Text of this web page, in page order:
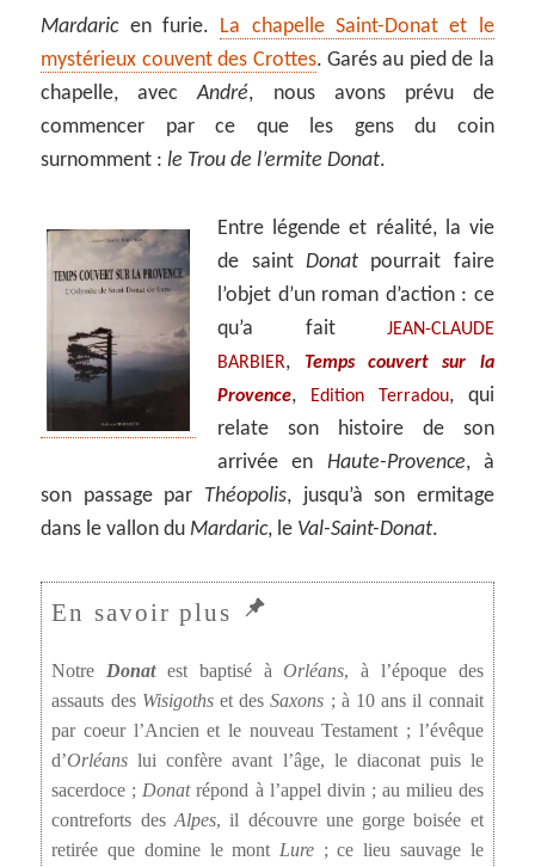
Mardaricen furie. La chapelle Saint-Donat et le
mystérieux couvent des Crottes. Garés au pied de la
chapelle, avecAndré, nous avons prévu de
commencer par ce que les gens du coin
surnomment :le Trou de l’ermite Donat.
Entre légende et réalité, la vie
de saint Donat pourrait faire
l’objet d’un roman d’action : ce
qu’a fait
JEAN-CLAUDE
BARBIER,
Temps couvert sur la
Provence, Edition Terradou, qui
relate son histoire de son
arrivée en Haute-Provence, à
son passage par Théopolis, jusqu’à son ermitage
dans le vallon du Mardaric, le Val-Saint-Donat.
NotreDonat est baptisé àOrléans, à l’époque des
assauts des Wisigothset desSaxons ; à 10 ans il connait
par coeur l’Ancien et le nouveau Testament ; l’évêque
d’Orléans lui confère avant l’âge, le diaconat puis le
sacerdoce ;Donatrépond à l’appel divin ; au milieu des
contreforts desAlpes, il découvre une gorge boisée et
retirée que domine le mont Lure ; ce lieu sauvage le